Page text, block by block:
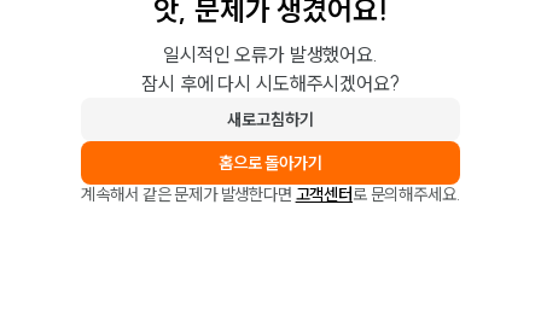
앗, 문제가 생겼어요!
일시적인 오류가 발생했어요.
잠시 후에 다시 시도해주시겠어요?
새로고침하기
홈으로 돌아가기
계속해서 같은 문제가 발생한다면 고객센터로 문의해주세요.